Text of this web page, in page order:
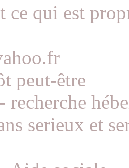
ce qui est
peut-être
- recherche
serieux et